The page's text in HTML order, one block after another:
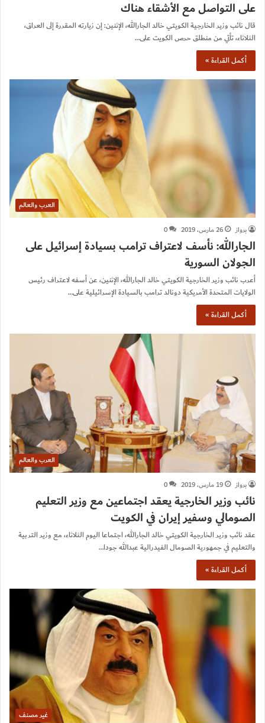
على التواصل مع الأشقاء هناك
قال نائب وزير الخارجية الكويتي خالد الجارالله، الإثنين: إن زيارته المقررة إلى العراق،
الثلاثاء، تأتي من منطلق حرص الكويت على…
أكمل القراءة »
العرب والعالم
برواز
26 مارس، 2019 0
الجارالله: نأسف لاعتراف ترامب بسيادة إسرائيل على
الجولان السورية
أعرب نائب وزير الخارجية الكويتي خالد الجارالله، الإثنين، عن أسفه لاعتراف رئيس
الولايات المتحدة الأمريكية دونالد ترامب بالسيادة الإسرائيلية على…
أكمل القراءة »
العرب والعالم
برواز
19 مارس، 2019 0
نائب وزير الخارجية يعقد اجتماعين مع وزير التعليم
الصومالي وسفير إيران في الكويت
عقد نائب وزير الخارجية الكويتي خالد الجارالله، اجتماعا اليوم الثلاثاء، مع وزير التربية
والتعليم في جمهورية الصومال الفيدرالية عبدالله جودا…
أكمل القراءة »
غير مصنف